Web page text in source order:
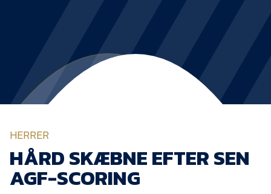
BLUE WATER
ARENA
NYHEDER
HERRER
HÅRD SKÆBNE EFTER SEN
AGF-SCORING